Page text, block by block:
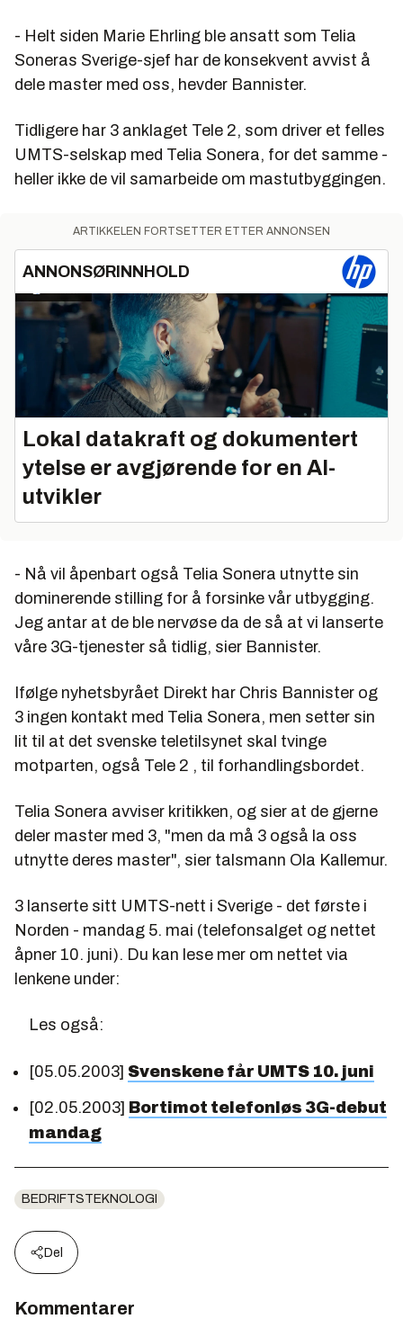
- Helt siden Marie Ehrling ble ansatt som Telia
Soneras Sverige-sjef har de konsekvent avvist å
dele master med oss, hevder Bannister.
Tidligere har 3 anklaget Tele 2, som driver et felles
UMTS-selskap med Telia Sonera, for det samme -
heller ikke de vil samarbeide om mastutbyggingen.
ARTIKKELEN FORTSETTER ETTER ANNONSEN
ANNONSØRINNHOLD
Lokal datakraft og dokumentert
ytelse er avgjørende for en AI-
utvikler
- Nå vil åpenbart også Telia Sonera utnytte sin
dominerende stilling for å forsinke vår utbygging.
Jeg antar at de ble nervøse da de så at vi lanserte
våre 3G-tjenester så tidlig, sier Bannister.
Ifølge nyhetsbyrået Direkt har Chris Bannister og
3 ingen kontakt med Telia Sonera, men setter sin
lit til at det svenske teletilsynet skal tvinge
motparten, også Tele 2 , til forhandlingsbordet.
Telia Sonera avviser kritikken, og sier at de gjerne
deler master med 3, "men da må 3 også la oss
utnytte deres master", sier talsmann Ola Kallemur.
3 lanserte sitt UMTS-nett i Sverige - det første i
Norden - mandag 5. mai (telefonsalget og nettet
åpner 10. juni). Du kan lese mer om nettet via
lenkene under:
Les også:
[05.05.2003] Svenskene får UMTS 10. juni
[02.05.2003] Bortimot telefonløs 3G-debut
mandag
BEDRIFTSTEKNOLOGI
Del
Kommentarer